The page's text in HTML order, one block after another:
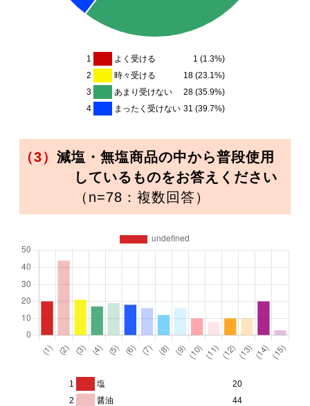
1 よく受ける
1 (1.3%)
2
時々受ける
18 (23.1%)
3
あまり受けない
28 (35.9%)
4
まったく受けない 31 (39.7%)
（3）減塩・無塩商品の中から普段使用
しているものをお答えください
（n=78：複数回答）
1 塩
20
2
醤油
44